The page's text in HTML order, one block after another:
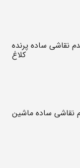
نقاشی ساده پرنده
کلاغ
نقاشی ساده ماشین